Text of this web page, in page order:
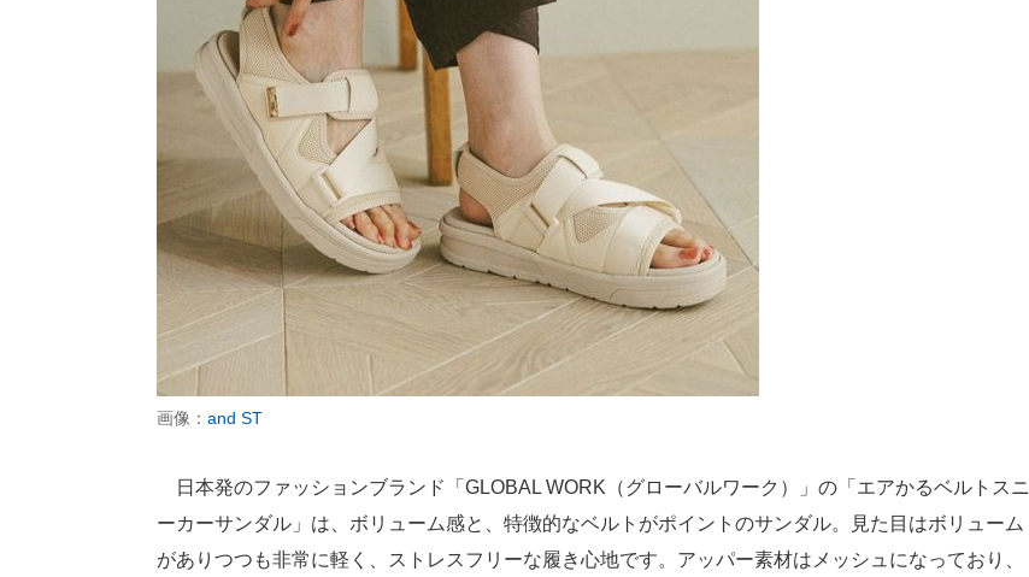
画像： and ST
日本発のファッションブランド「GLOBAL WORK（グローバルワーク）」の「エアかるベルトスニ
ーカーサンダル」は、ボリューム感と、特徴的なベルトがポイントのサンダル。見た目はボリューム
がありつつも非常に軽く、ストレスフリーな履き心地です。アッパー素材はメッシュになっており、